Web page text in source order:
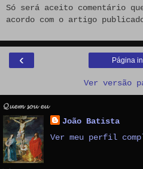
Só será aceito comentário
acordo com o artigo
‹ Página
Ver versão
𝓠𝓾𝓮𝓶 𝓼𝓸𝓾 𝓮𝓾
João Batista
Ver meu perfil